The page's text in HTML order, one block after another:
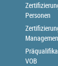
Personen
VOB